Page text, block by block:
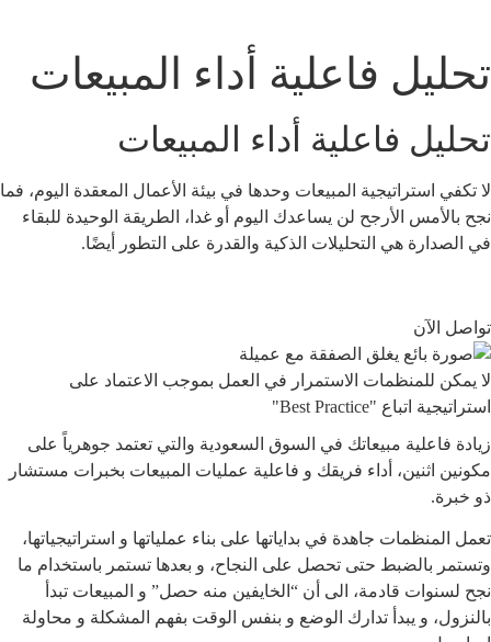
تحليل فاعلية أداء المبيعات
تحليل فاعلية أداء المبيعات
لا تكفي استراتيجية المبيعات وحدها في بيئة الأعمال المعقدة اليوم، فما
نجح بالأمس الأرجح لن يساعدك اليوم أو غدا، الطريقة الوحيدة للبقاء
في الصدارة هي التحليلات الذكية والقدرة على التطور أيضًا.
تواصل الآن
لا يمكن للمنظمات الاستمرار في العمل بموجب الاعتماد على
استراتيجية اتباع "Best Practice"
زيادة فاعلية مبيعاتك في السوق السعودية والتي تعتمد جوهرياً على
مكونين اثنين، أداء فريقك و فاعلية عمليات المبيعات بخبرات مستشار
ذو خبرة.
تعمل المنظمات جاهدة في بداياتها على بناء عملياتها و استراتيجياتها،
وتستمر بالضبط حتى تحصل على النجاح، و بعدها تستمر باستخدام ما
نجح لسنوات قادمة، الى أن “الخايفين منه حصل” و المبيعات تبدأ
بالنزول، و يبدأ تدارك الوضع و بنفس الوقت بفهم المشكلة و محاولة